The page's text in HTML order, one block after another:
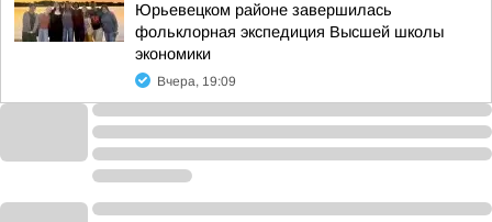
Юрьевецком районе завершилась
фольклорная экспедиция Высшей школы
экономики
Вчера, 19:09